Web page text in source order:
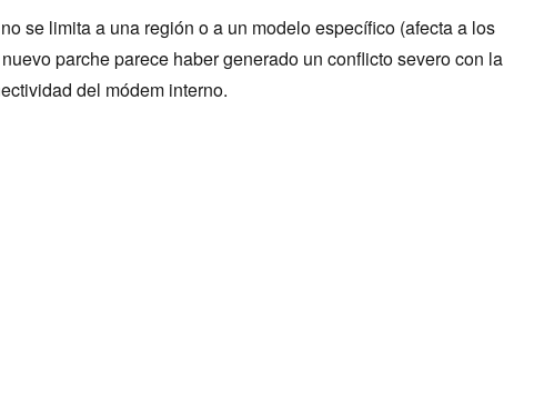
se limita a una región o a un modelo específico (afecta a los
parche parece haber generado un conflicto severo con la
del módem interno.